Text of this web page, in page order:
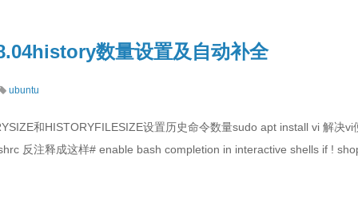
数量设置及自动补全
ubuntu
和HISTORYFILESIZE设置历史命令数量sudo apt install vi 解决
反注释成这样# enable bash completion in interactive shells if !